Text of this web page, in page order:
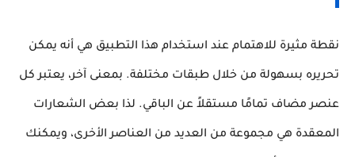
نقطة مثيرة للاهتمام عند استخدام هذا التطبيق هي أنه يمكن
تحريره بسهولة من خلال طبقات مختلفة. بمعنى آخر، يعتبر كل
عنصر مضاف تمامًا مستقلاً عن الباقي. لذا بعض الشعارات
المعقدة هي مجموعة من العديد من العناصر الأخرى، ويمكنك